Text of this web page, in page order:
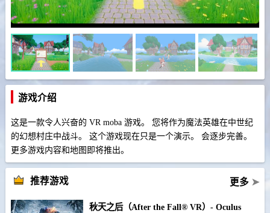
游戏介绍
这是一款令人兴奋的 VR moba 游戏。 您将作为魔法英雄在中世纪
的幻想村庄中战斗。 这个游戏现在只是一个演示。 会逐步完善。
更多游戏内容和地图即将推出。
推荐游戏 更多 ➤
秋天之后（After the Fall® VR）- Oculus